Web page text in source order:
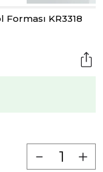
KR3318